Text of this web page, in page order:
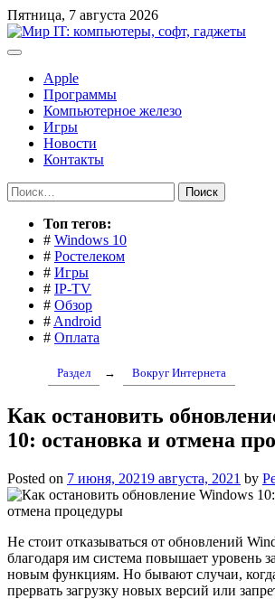
Перейти
к
содержимому
Пятница, 7 августа 2026
Apple
Программы
Компьютерное железо
Игры
Новости
Контакты
Найти:
Toп тегов:
# Windows 10
# Ростелеком
# Игры
# IP-TV
# Обзор
# Android
# Оплата
Раздел → Вокруг Интернета
Как остановить
10: остановка и отмена
Posted on 7 июня, 20219 августа, 2021 by
Не стоит отказываться от обновлений
благодаря им система повышает уровень
новым функциям. Но бывают случаи,
прервать загрузку новых версий или